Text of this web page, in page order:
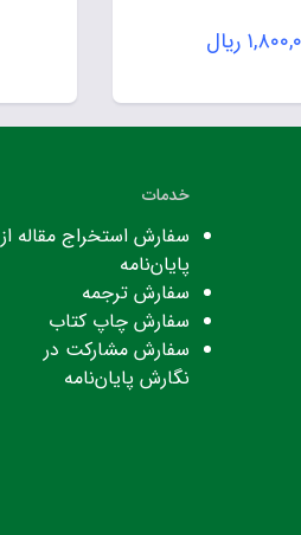
ریال
خدمات
سفارش استخراج مقاله از
پایان‌نامه
سفارش ترجمه
سفارش چاپ کتاب
سفارش مشارکت در
نگارش پایان‌نامه